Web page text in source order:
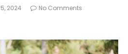
2024
No Comments